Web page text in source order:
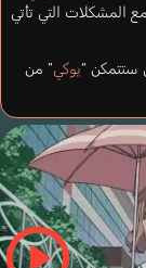
المشكلات التي تأتي
ستتمكن “يوكي” من